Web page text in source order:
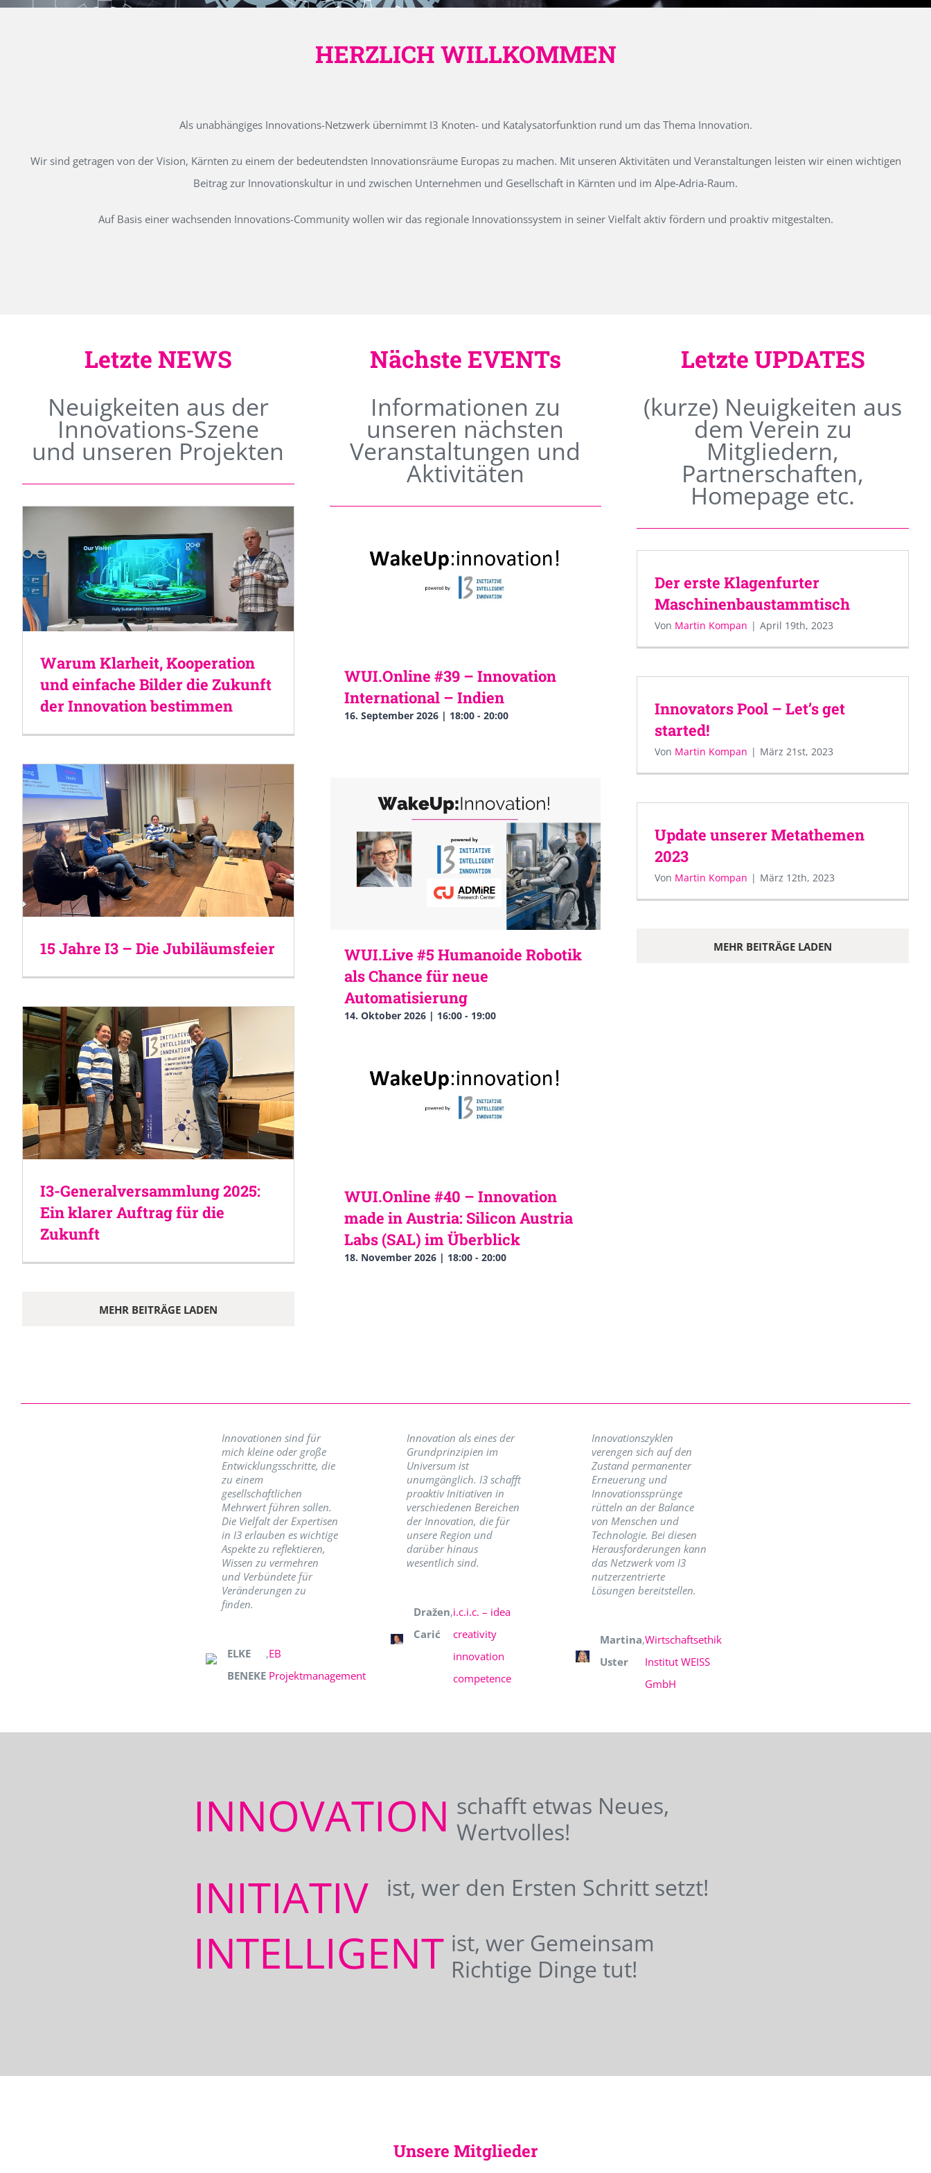
HERZLICH WILLKOMMEN
Als unabhängiges Innovations-Netzwerk übernimmt I3 Knoten- und Katalysatorfunktion rund um das Thema Innovation.
Wir sind getragen von der Vision, Kärnten zu einem der bedeutendsten Innovationsräume Europas zu machen. Mit unseren Aktivitäten und Veranstaltungen leisten wir einen wichtigen
Beitrag zur Innovationskultur in und zwischen Unternehmen und Gesellschaft in Kärnten und im Alpe-Adria-Raum.
Auf Basis einer wachsenden Innovations-Community wollen wir das regionale Innovationssystem in seiner Vielfalt aktiv fördern und proaktiv mitgestalten.
Letzte NEWS
Neuigkeiten aus der
Innovations-Szene
und unseren Projekten
Warum Klarheit, Kooperation
und einfache Bilder die Zukunft
der Innovation bestimmen
15 Jahre I3 – Die Jubiläumsfeier
I3-Generalversammlung 2025:
Ein klarer Auftrag für die
Zukunft
MEHR BEITRÄGE LADEN
Nächste EVENTs
Informationen zu
unseren nächsten
Veranstaltungen und
Aktivitäten
WUI.Online #39 – Innovation
International – Indien
16. September 2026 | 18:00- 20:00
WUI.Live #5 Humanoide Robotik
als Chance für neue
Automatisierung
14. Oktober 2026 | 16:00- 19:00
WUI.Online #40 – Innovation
made in Austria: Silicon Austria
Labs (SAL) im Überblick
18. November 2026 | 18:00- 20:00
Letzte UPDATES
(kurze) Neuigkeiten aus
dem Verein zu
Mitgliedern,
Partnerschaften,
Homepage etc.
Der erste Klagenfurter
Maschinenbaustammtisch
Von Martin Kompan | April 19th, 2023
Innovators Pool – Let’s get
started!
Von Martin Kompan | März 21st, 2023
Update unserer Metathemen
2023
Von Martin Kompan | März 12th, 2023
MEHR BEITRÄGE LADEN
Innovationen sind für
mich kleine oder große
Entwicklungsschritte, die
zu einem
gesellschaftlichen
Mehrwert führen sollen.
Die Vielfalt der Expertisen
in I3 erlauben es wichtige
Aspekte zu reflektieren,
Wissen zu vermehren
und Verbündete für
Veränderungen zu
finden.
ELKE
BENEKE
,EB
Projektmanagement
Innovation als eines der
Grundprinzipien im
Universum ist
unumgänglich. I3 schafft
proaktiv Initiativen in
verschiedenen Bereichen
der Innovation, die für
unsere Region und
darüber hinaus
wesentlich sind.
Dražen
Carić
,i.c.i.c. – idea
creativity
innovation
competence
Innovationszyklen
verengen sich auf den
Zustand permanenter
Erneuerung und
Innovationssprünge
rütteln an der Balance
von Menschen und
Technologie. Bei diesen
Herausforderungen kann
das Netzwerk vom I3
nutzerzentrierte
Lösungen bereitstellen.
Martina
Uster
,Wirtschaftsethik
Institut WEISS
GmbH
INNOVATION schafft etwas Neues,
Wertvolles!
INITIATIV ist, wer den Ersten Schritt setzt!
INTELLIGENT ist, wer Gemeinsam
Richtige Dinge tut!
Unsere Mitglieder